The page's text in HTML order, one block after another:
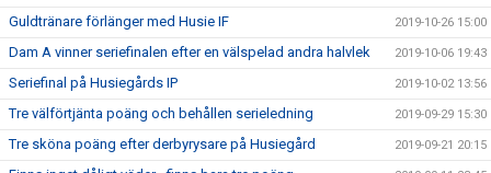
Guldtränare förlänger med Husie IF 2019-10-26 15:00
Dam A vinner seriefinalen efter en välspelad andra halvlek 2019-10-06 19:43
Seriefinal på Husiegårds IP 2019-10-02 13:56
Tre välförtjänta poäng och behållen serieledning 2019-09-29 15:30
Tre sköna poäng efter derbyrysare på Husiegård 2019-09-21 20:15